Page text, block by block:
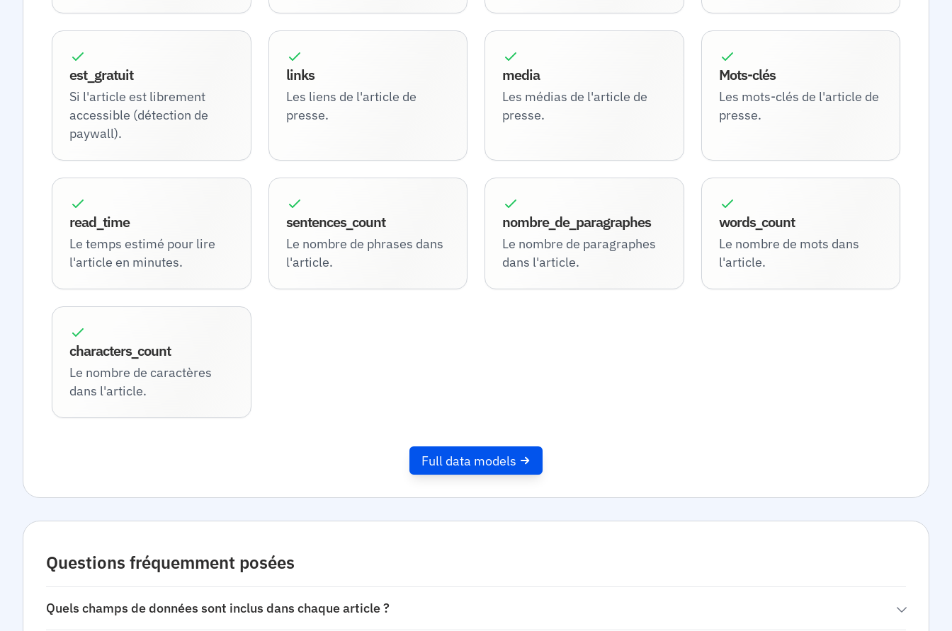
est_gratuit
Si l'article est librement
accessible (détection de
paywall).
links
Les liens de l'article de
presse.
media
Les médias de l'article de
presse.
Mots-clés
Les mots-clés de l'article de
presse.
read_time
Le temps estimé pour lire
l'article en minutes.
sentences_count
Le nombre de phrases dans
l'article.
nombre_de_paragraphes
Le nombre de paragraphes
dans l'article.
words_count
Le nombre de mots dans
l'article.
characters_count
Le nombre de caractères
dans l'article.
Full data models
Questions fréquemment posées
Quels champs de données sont inclus dans chaque article ?